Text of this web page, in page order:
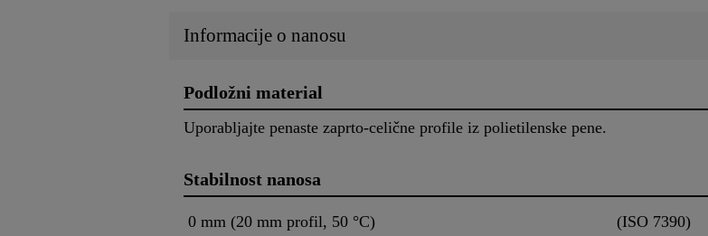
Informacije o nanosu
Podložni material
Uporabljajte penaste zaprto-celične profile iz polietilenske pene.
Stabilnost nanosa
0 mm (20 mm profil, 50 °C) (ISO 7390)